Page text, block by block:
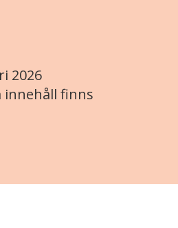
2026
innehåll finns